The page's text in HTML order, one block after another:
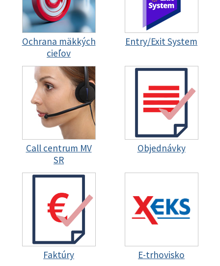
Ochrana mäkkých
cieľov
Entry/Exit System
Call centrum MV
SR
Objednávky
Faktúry E-trhovisko